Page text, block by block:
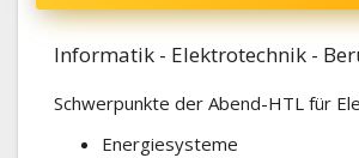
Informatik - Elektrotechnik -
Schwerpunkte der Abend-HTL für
Energiesysteme